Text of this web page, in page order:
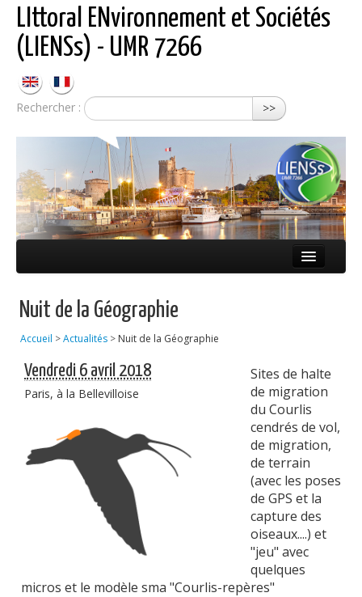
LIttoral ENvironnement et Sociétés
(LIENSs) - UMR 7266
Rechercher : >>
Équipes
Réseaux
Publications
Données
Emplois/Stages/Formations
Science pour tou·te·s
Nuit de la Géographie
Accueil >Actualités > Nuit de la Géographie
Vendredi 6 avril 2018
Paris, à la Bellevilloise
Sites de halte
de migration
du Courlis
cendrés de vol,
de migration,
de terrain
(avec les poses
de GPS et la
capture des
oiseaux....) et
"jeu" avec
quelques
micros et le modèle sma "Courlis-repères"